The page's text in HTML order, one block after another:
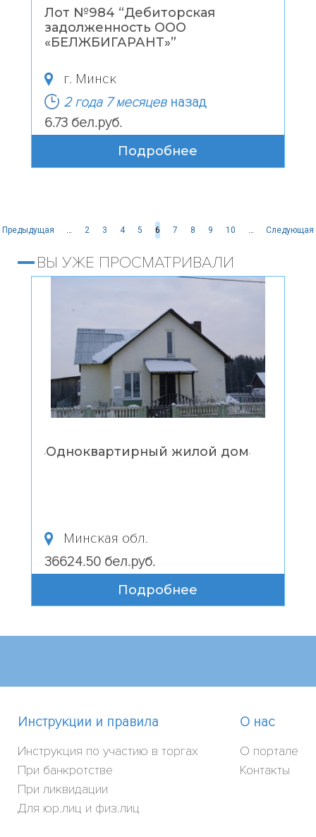
Лот №984 “Дебиторская
задолженность ООО
«БЕЛЖБИГАРАНТ»”
г. Минск
2 года 7 месяцевназад
6.73 бел.руб.
Подробнее
Страницы
Предыдущая … 2 3 4 5 6 7 8 9 10 … Следующая
ВЫ УЖЕ ПРОСМАТРИВАЛИ
“Одноквартирный жилой дом ”
Минская обл.
36624.50 бел.руб.
Подробнее
Инструкции и правила
Инструкция по участию в торгах
При банкротстве
При ликвидации
Для юр.лиц и физ.лиц
О нас
О портале
Контакты